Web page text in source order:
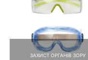
ЗАХИСТ ОРГАНІВ ЗОРУ